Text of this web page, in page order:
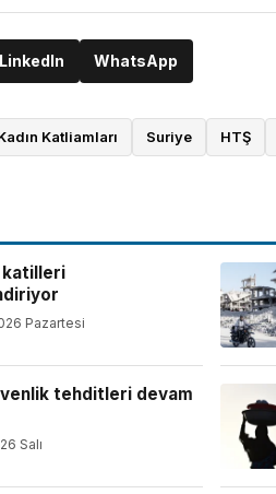
LinkedIn WhatsApp
Katliamları Suriye HTŞ
katilleri
Pazartesi
tehditleri devam
Salı